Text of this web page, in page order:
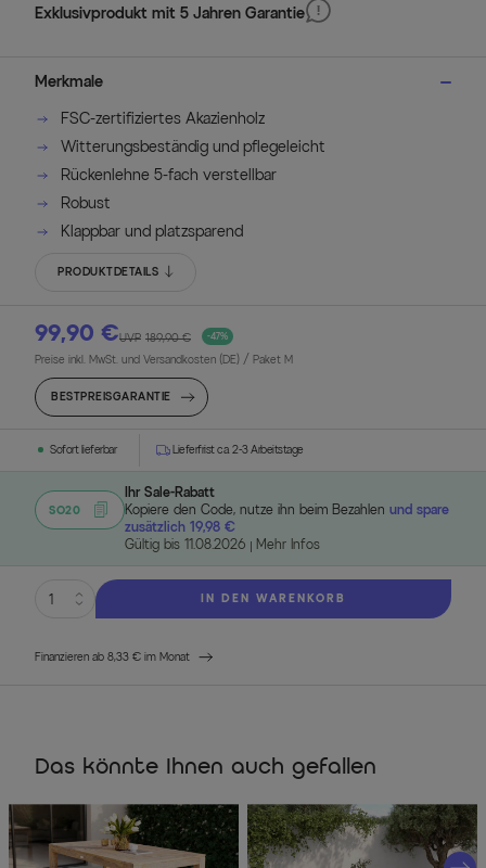
Exklusivprodukt mit 5 Jahren Garantie
Merkmale
FSC-zertifiziertes Akazienholz
Witterungsbeständig und pflegeleicht
Rückenlehne 5-fach verstellbar
Robust
Klappbar und platzsparend
PRODUKTDETAILS
99,90 € -47%
UVP 189,90 €
Preise inkl. MwSt. und Versandkosten (DE) / Paket M
BESTPREISGARANTIE
Sofort lieferbar Lieferfrist ca. 2-3 Arbeitstage
SO20
Ihr Sale-Rabatt
Kopiere den Code, nutze ihn beim Bezahlen und spare
zusätzlich 19,98 €
Gültig bis 11.08.2026
Mehr Infos
IN DEN WARENKORB
Finanzieren ab 8,33 € im Monat
Das könnte Ihnen auch gefallen